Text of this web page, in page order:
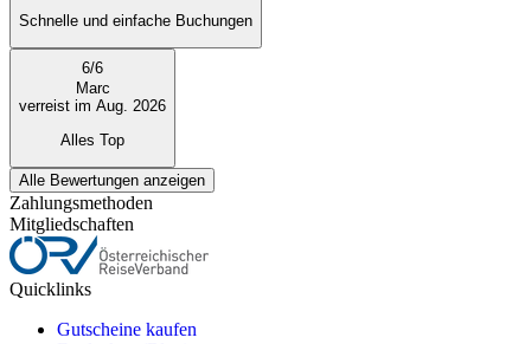
Schnelle und einfache Buchungen
6/6
Marc
verreist im Aug. 2026
Alles Top
Alle Bewertungen anzeigen
Zahlungsmethoden
Mitgliedschaften
Quicklinks
Gutscheine kaufen